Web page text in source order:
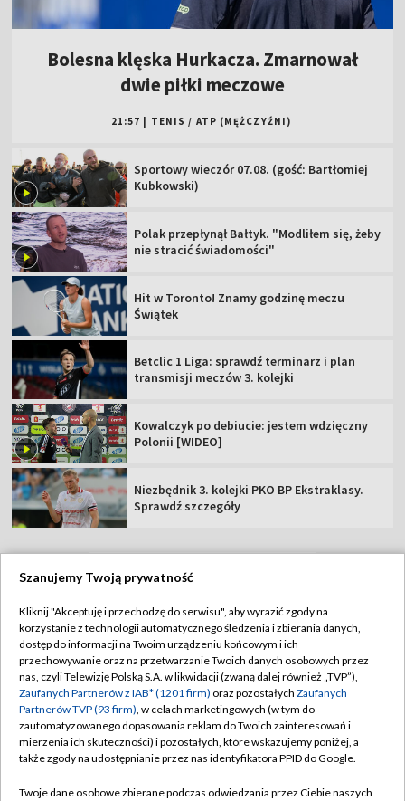
Bolesna klęska Hurkacza. Zmarnował
dwie piłki meczowe
21:57 TENIS / ATP (MĘŻCZYŹNI)
Sportowy wieczór 07.08. (gość: Bartłomiej
Kubkowski)
Polak przepłynął Bałtyk. "Modliłem się, żeby
nie stracić świadomości"
Hit w Toronto! Znamy godzinę meczu
Świątek
Betclic 1 Liga: sprawdź terminarz i plan
transmisji meczów 3. kolejki
Kowalczyk po debiucie: jestem wdzięczny
Polonii [WIDEO]
Niezbędnik 3. kolejki PKO BP Ekstraklasy.
Sprawdź szczegóły
Abonament TVP
Sklep TVP
Biuro Reklamy
Oferta Handlowa
Telegazeta ogłoszenia
Regulamin TVP
Polityka prywatności
Moje zgody
Biuro reklamy
Kontakt
Szanujemy Twoją prywatność
Kliknij "Akceptuję i przechodzę do serwisu", aby wyrazić zgody na
korzystanie z technologii automatycznego śledzenia i zbierania danych,
dostęp do informacji na Twoim urządzeniu końcowym i ich
przechowywanie oraz na przetwarzanie Twoich danych osobowych przez
nas, czyli Telewizję Polską S.A. w likwidacji (zwaną dalej również „TVP”),
Zaufanych Partnerów z IAB* (1201 firm) oraz pozostałych Zaufanych
Partnerów TVP (93 firm), w celach marketingowych (w tym do
zautomatyzowanego dopasowania reklam do Twoich zainteresowań i
mierzenia ich skuteczności) i pozostałych, które wskazujemy poniżej, a
także zgody na udostępnianie przez nas identyfikatora PPID do Google.
Twoje dane osobowe zbierane podczas odwiedzania przez Ciebie naszych